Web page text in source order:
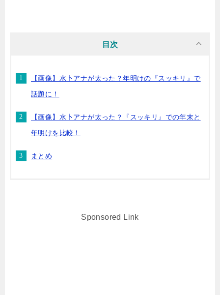
目次
【画像】水卜アナが太った？年明けの『スッキリ』で
話題に！
【画像】水卜アナが太った？『スッキリ』での年末と
年明けを比較！
まとめ
Sponsored Link